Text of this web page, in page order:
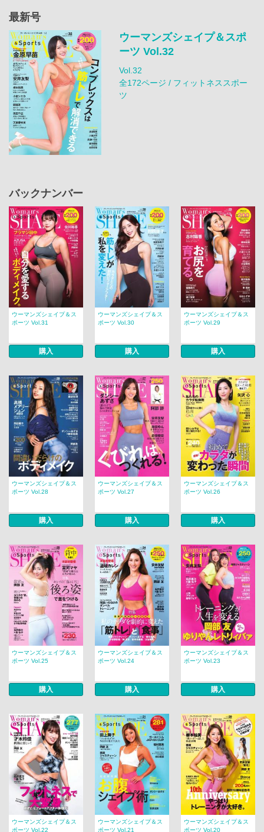
最新号
ウーマンズシェイプ＆スポ
ーツ Vol.32
Vol.32
全172ページ / フィットネススポー
ツ
バックナンバー
ウーマンズシェイプ＆ス
ポーツ Vol.31
購入
ウーマンズシェイプ＆ス
ポーツ Vol.30
購入
ウーマンズシェイプ＆ス
ポーツ Vol.29
購入
ウーマンズシェイプ＆ス
ポーツ Vol.28
購入
ウーマンズシェイプ＆ス
ポーツ Vol.27
購入
ウーマンズシェイプ＆ス
ポーツ Vol.26
購入
ウーマンズシェイプ＆ス
ポーツ Vol.25
購入
ウーマンズシェイプ＆ス
ポーツ Vol.24
購入
ウーマンズシェイプ＆ス
ポーツ Vol.23
購入
ウーマンズシェイプ＆ス
ポーツ Vol.22
ウーマンズシェイプ＆ス
ポーツ Vol.21
ウーマンズシェイプ＆ス
ポーツ Vol.20